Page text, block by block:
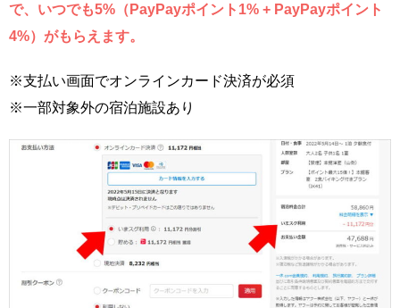
で、いつでも5%（PayPayポイント1% + PayPayポイント
4%）がもらえます。
※支払い画面でオンラインカード決済が必須
※一部対象外の宿泊施設あり